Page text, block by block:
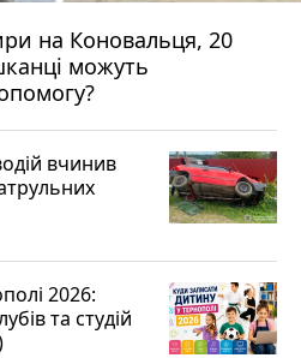
на Коновальця, 20
можуть
вчинив
2026:
та студій